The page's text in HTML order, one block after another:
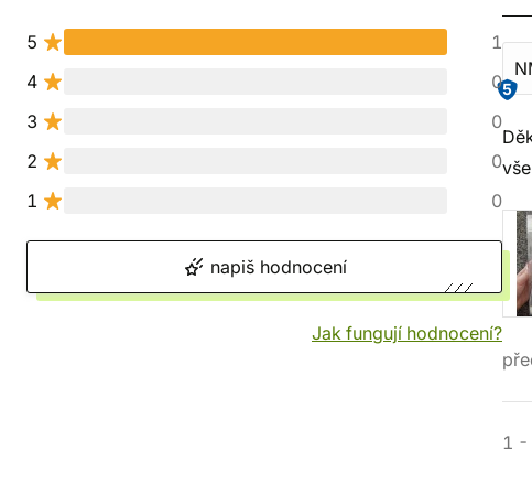
5
1
4
0
3
0
2
0
1
0
napiš hodnocení
Jak fungují hodnocení?
5
1 -